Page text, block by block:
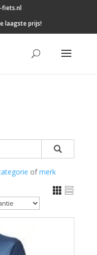
fiets.nl
laagste prijs!
ofmerk
 